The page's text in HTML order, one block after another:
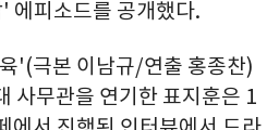
에피소드를 공개했다.
'(극본 이남규/연출 홍종찬)
사무관을 연기한 표지훈은 1